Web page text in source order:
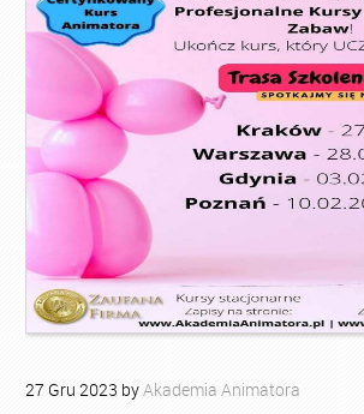
27 Gru 2023 byAkademia Animatora